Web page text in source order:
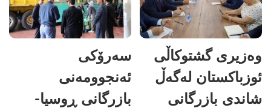
وەزیری گشتوکاڵی
ئوزباکستان لەگەڵ
شاندی بازرگانی
سەرۆکی
ئەنجوومەنی
بازرگانی ڕوسیا-